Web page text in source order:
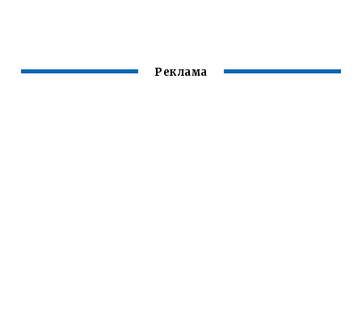
СВАРКИ
Реклама